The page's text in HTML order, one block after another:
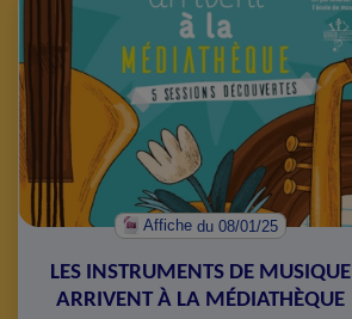
Affichedu 08/01/25
LES INSTRUMENTS DE MUSIQUE
ARRIVENT À LA MÉDIATHÈQUE